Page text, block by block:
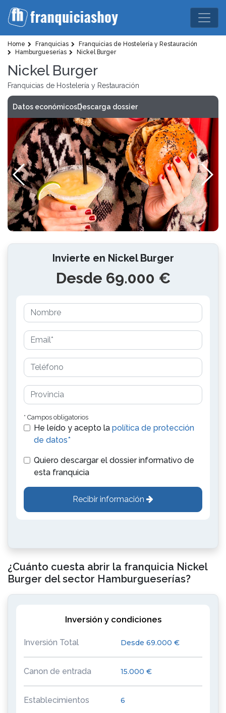
Home Franquicias
Franquicias de Hostelería y Restauración
Hamburgueserías
Nickel Burger
Nickel Burger
Franquicias de Hostelería y Restauración
Datos económicosDescarga dossier
Invierte en Nickel Burger
Desde 69.000 €
* Campos obligatorios
He leído y acepto la política de protección
de datos*
Quiero descargar el dossier informativo de
esta franquicia
Recibir información
¿Cuánto cuesta abrir la franquicia Nickel
Burger del sector Hamburgueserías?
Inversión y condiciones
Inversión Total Desde 69.000 €
Canon de entrada 15.000 €
Establecimientos 6